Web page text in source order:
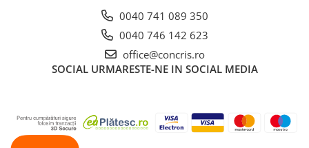
0040 741 089 350
0040 746 142 623
office@concris.ro
SOCIAL URMARESTE-NE IN SOCIAL MEDIA